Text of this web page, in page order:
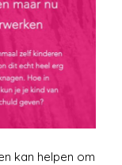
kan helpen om